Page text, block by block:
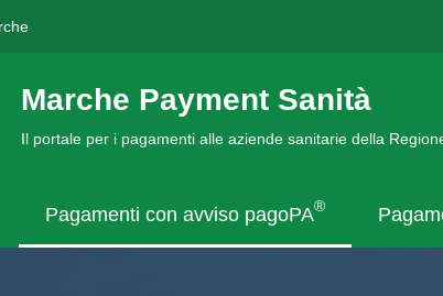
Marche Payment Sanità
Il portale per i pagamenti alle aziende sanitarie della
Pagamenti con avviso pagoPA®